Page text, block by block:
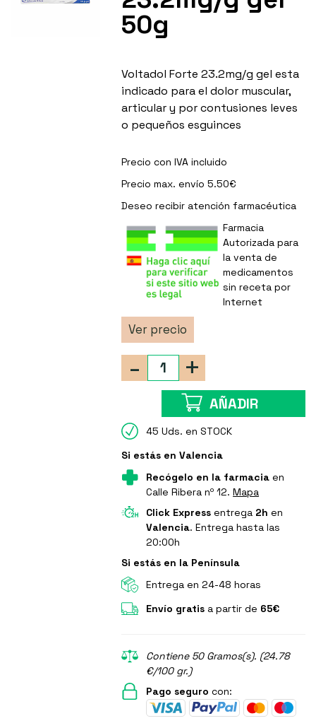
50g
Voltadol Forte 23.2mg/g gel esta
indicado para el dolor muscular,
articular y por contusiones leves
o pequeños esguinces
Precio con IVA incluido
Precio max. envío 5.50€
Deseo recibir atención farmacéutica
Farmacia
Autorizada para
la venta de
medicamentos
sin receta por
Internet
Ver precio
+
-
AÑADIR
45 Uds. en STOCK
Si estás en Valencia
Recógelo en la farmacia en
Calle Ribera nº 12.Mapa
Click Express entrega 2h en
Valencia. Entrega hasta las
20:00h
Si estás en la Península
Entrega en 24-48 horas
Envío gratis a partir de 65€
Contiene 50 Gramos(s). (24.78
€/100 gr.)
Pago seguro con: